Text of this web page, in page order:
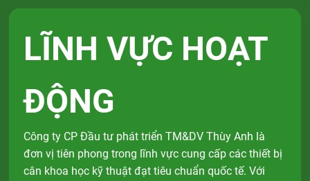
LĨNH VỰC HOẠT
ĐỘNG
Công ty CP Đầu tư phát triển TM&DV Thùy Anh là
đơn vị tiên phong trong lĩnh vực cung cấp các thiết bị
cân khoa học kỹ thuật đạt tiêu chuẩn quốc tế. Với